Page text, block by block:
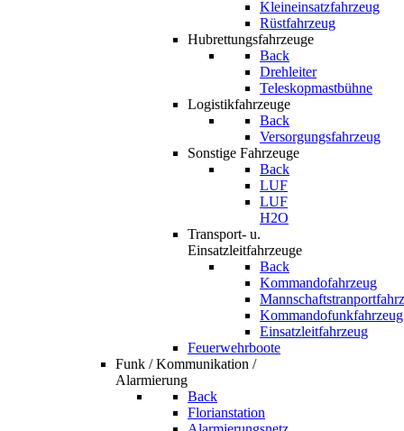
Kleineinsatzfahrzeug
Rüstfahrzeug
Hubrettungsfahrzeuge
Back
Drehleiter
Teleskopmastbühne
Logistikfahrzeuge
Back
Versorgungsfahrzeug
Sonstige Fahrzeuge
Back
LUF
LUF
H2O
Transport- u.
Einsatzleitfahrzeuge
Back
Kommandofahrzeug
Kommandofunkfahrzeug
Einsatzleitfahrzeug
Feuerwehrboote
Funk / Kommunikation /
Alarmierung
Back
Florianstation